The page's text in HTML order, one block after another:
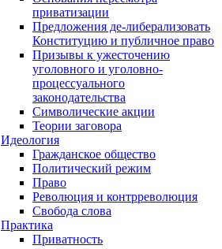
приватизации
Предложения де-либерализовать
Конституцию и публичное право
Призывы к ужесточению
уголовного и уголовно-
процессуального
законодательства
Символические акции
Теории заговора
Идеология
Гражданское общество
Политический режим
Право
Революция и контрреволюция
Свобода слова
Практика
Приватность